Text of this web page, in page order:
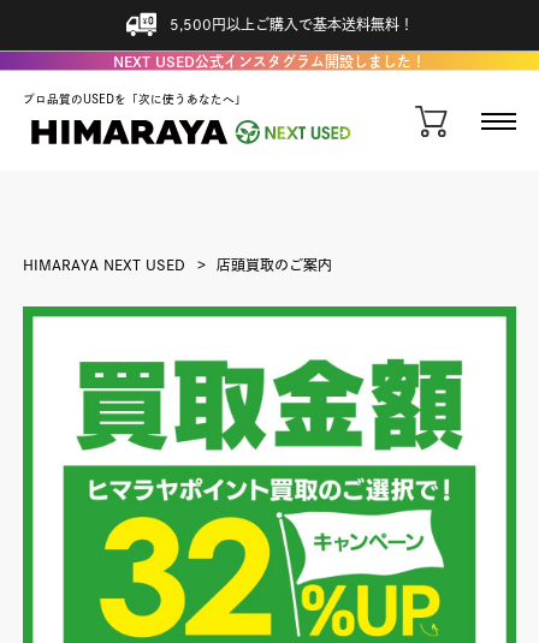
5,500円以上ご購入で基本送料無料！
NEXT USED公式インスタグラム開設しました！
プロ品質のUSEDを「次に使うあなたへ」
HIMARAYA NEXT USED 店頭買取のご案内